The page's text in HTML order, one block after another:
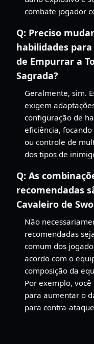
combate jogador
Q: Preciso
habilidades
de Empurrar a
Sagrada?
Geralmente, sim.
exigem
configuração de
eficiência,
ou controle de
dos tipos de
Q: As
recomendadas
Cavaleiro de
Não
recomendadas
comum dos
acordo com o
composição da
Por exemplo,
para aumentar o
para contra-